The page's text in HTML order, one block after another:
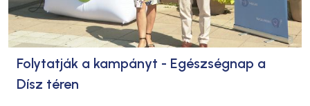
Folytatják a kampányt - Egészségnap a
Dísz téren